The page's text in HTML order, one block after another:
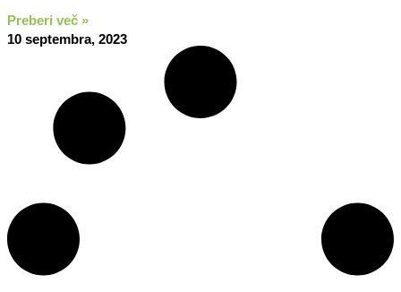
Preberi več »
10 septembra, 2023